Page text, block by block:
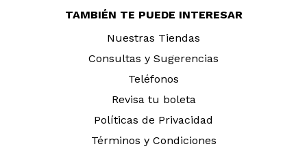
TAMBIÉN TE PUEDE INTERESAR
Nuestras Tiendas
Consultas y Sugerencias
Teléfonos
Revisa tu boleta
Políticas de Privacidad
Términos y Condiciones